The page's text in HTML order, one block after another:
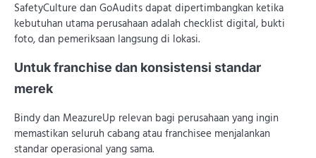
SafetyCulture dan GoAudits dapat dipertimbangkan ketika
kebutuhan utama perusahaan adalah checklist digital, bukti
foto, dan pemeriksaan langsung di lokasi.
Untuk franchise dan konsistensi standar
merek
Bindy dan MeazureUp relevan bagi perusahaan yang ingin
memastikan seluruh cabang atau franchisee menjalankan
standar operasional yang sama.